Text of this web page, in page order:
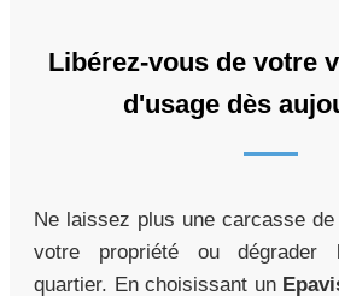
Libérez-vous de votre
d'usage dès
Ne laissez plus une carcasse
votre propriété ou dégrader
quartier. En choisissant un